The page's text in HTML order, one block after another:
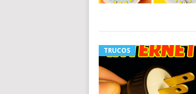
TRUCOS